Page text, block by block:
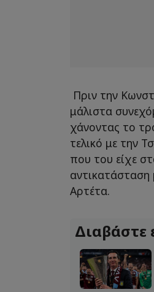
Πριν την
μάλιστα
χάνοντας το
τελικό με την
που του είχε
Αρτέτα.
Διαβάστε